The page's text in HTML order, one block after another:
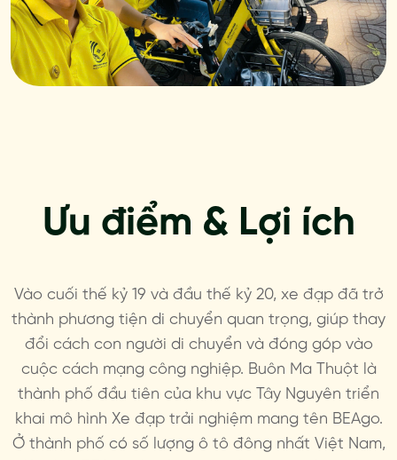
Ưu điểm & Lợi ích
Vào cuối thế kỷ 19 và đầu thế kỷ 20, xe đạp đã trở
thành phương tiện di chuyển quan trọng, giúp thay
đổi cách con người di chuyển và đóng góp vào
cuộc cách mạng công nghiệp. Buôn Ma Thuột là
thành phố đầu tiên của khu vực Tây Nguyên triển
khai mô hình Xe đạp trải nghiệm mang tên BEAgo.
Ở thành phố có số lượng ô tô đông nhất Việt Nam,